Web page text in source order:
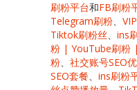
刷粉平台和FB刷粉
Telegram刷粉、
Tiktok刷粉丝、 ins
粉 | YouTube刷粉
粉、 社交账号SEO
SEO套餐、 ins刷粉